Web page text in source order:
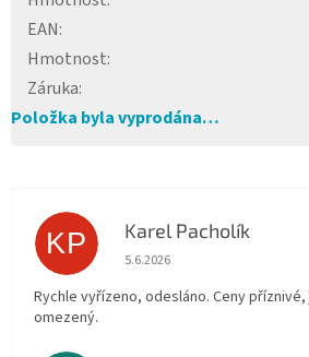
EAN:
Hmotnost:
Záruka:
Položka byla vyprodána…
KP Karel Pacholík
Hodnocení obchodu je 4 z 5
5.6.2026
Rychle vyřízeno, odesláno. Ceny
omezený.